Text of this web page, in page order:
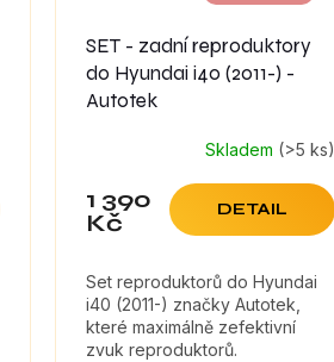
SET - zadní reproduktory
do Hyundai i40 (2011-) -
Autotek
Skladem (>5 ks)
1 390
Kč
DETAIL
Set reproduktorů do Hyundai
i40 (2011-) značky Autotek,
které maximálně zefektivní
zvuk reproduktorů.